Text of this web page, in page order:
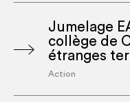
Jumelage
collège de
étranges
Action